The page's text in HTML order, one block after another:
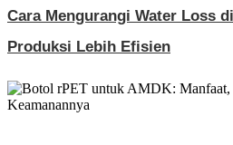
Cara Mengurangi Water Loss
Produksi Lebih Efisien